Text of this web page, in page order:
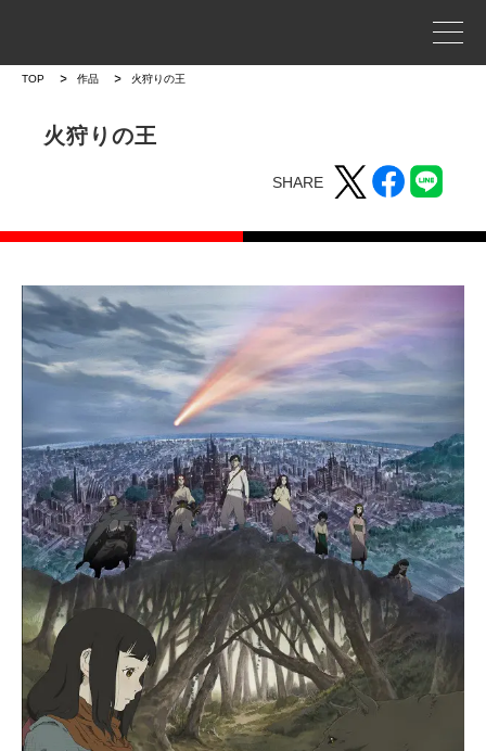
TOP 作品 火狩りの王
火狩りの王
SHARE
事業案内
プロジェクトストーリー
作品トップ
ラインナップ
ニュース一覧
お問い合わせ
JP/EN